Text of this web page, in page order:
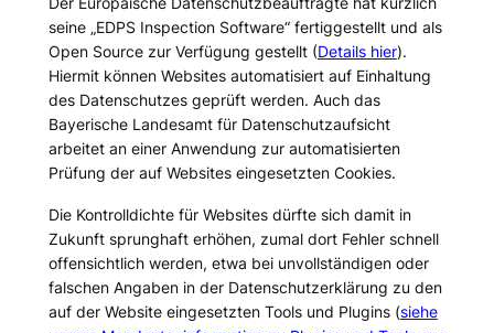
seine „EDPS Inspection Software“ fertiggestellt und als
Open Source zur Verfügung gestellt (Details hier).
Hiermit können Websites automatisiert auf Einhaltung
des Datenschutzes geprüft werden. Auch das
Bayerische Landesamt für Datenschutzaufsicht
arbeitet an einer Anwendung zur automatisierten
Prüfung der auf Websites eingesetzten Cookies.
Die Kontrolldichte für Websites dürfte sich damit in
Zukunft sprunghaft erhöhen, zumal dort Fehler schnell
offensichtlich werden, etwa bei unvollständigen oder
falschen Angaben in der Datenschutzerklärung zu den
auf der Website eingesetzten Tools und Plugins (siehe